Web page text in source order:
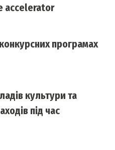
accelerator
програмах
культури та
під час